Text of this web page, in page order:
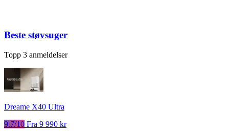
Beste støvsuger
Topp 3 anmeldelser
Dreame X40 Ultra
9.7/10 Fra 9 990 kr